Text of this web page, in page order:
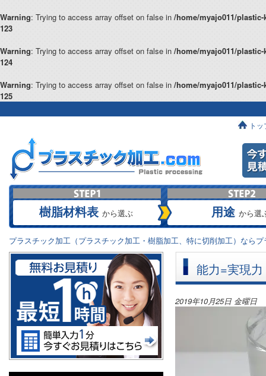
Warning: Trying to access array offset on false in /home/myajo011/
123
Warning: Trying to access array offset on false in /home/myajo011/
124
Warning: Trying to access array offset on false in /home/myajo011/
125
トッ
樹脂材料表 から選ぶ 用途 から選
プラスチック加工（プラスチック加工・樹脂加工、特に切削加工）なら
能力=実現力
2019年10月25日 金曜日